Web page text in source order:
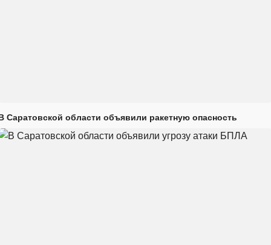
Саратовской области объявили ракетную опасность